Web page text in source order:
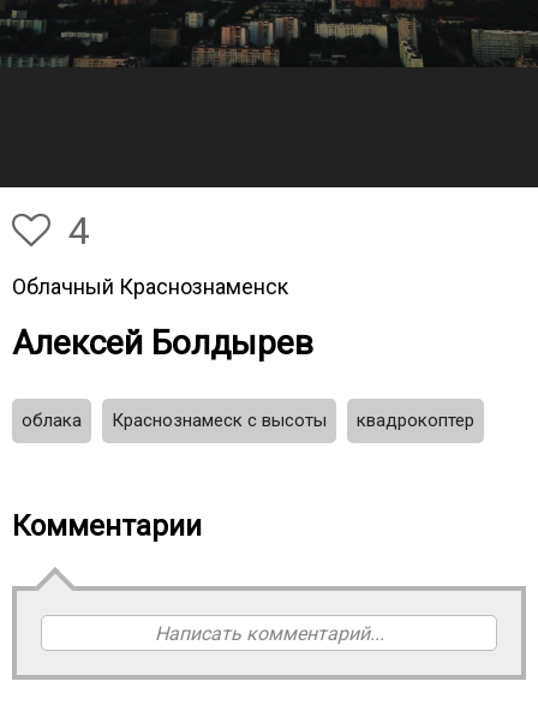
4
Облачный Краснознаменск
Алексей Болдырев
облака Краснознамеск с высоты квадрокоптер
Комментарии
Написать комментарий...